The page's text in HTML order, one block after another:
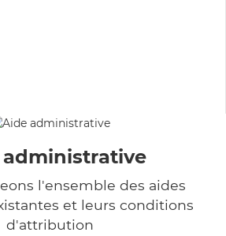
l'ensemble des aides
et leurs conditions
d'attribution